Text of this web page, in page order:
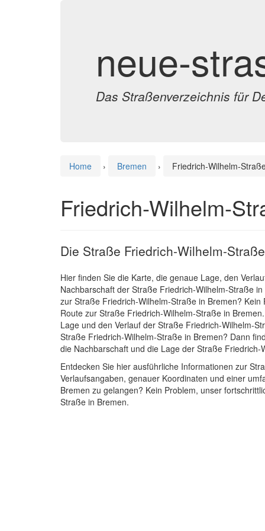
neue-
Das Straßenverzeichnis für
Home › Bremen › Friedrich-Wilhelm-
Friedrich-Wilhelm-
Die Straße Friedrich-Wilhelm-
Hier finden Sie die Karte, die genaue Lage, den
Nachbarschaft der Straße Friedrich-Wilhelm-Straße
zur Straße Friedrich-Wilhelm-Straße in Bremen?
Route zur Straße Friedrich-Wilhelm-Straße in
Lage und den Verlauf der Straße Friedrich-Wilhelm-
Straße Friedrich-Wilhelm-Straße in Bremen? Dann
die Nachbarschaft und die Lage der Straße Friedrich-
Entdecken Sie hier ausführliche Informationen zur
Verlaufsangaben, genauer Koordinaten und einer
Bremen zu gelangen? Kein Problem, unser
Straße in Bremen.